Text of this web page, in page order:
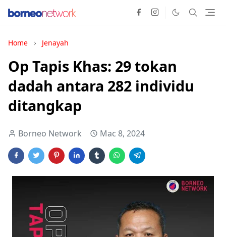
Home Jenayah
Op Tapis Khas: 29 tokan
dadah antara 282 individu
ditangkap
Borneo Network Mac 8, 2024